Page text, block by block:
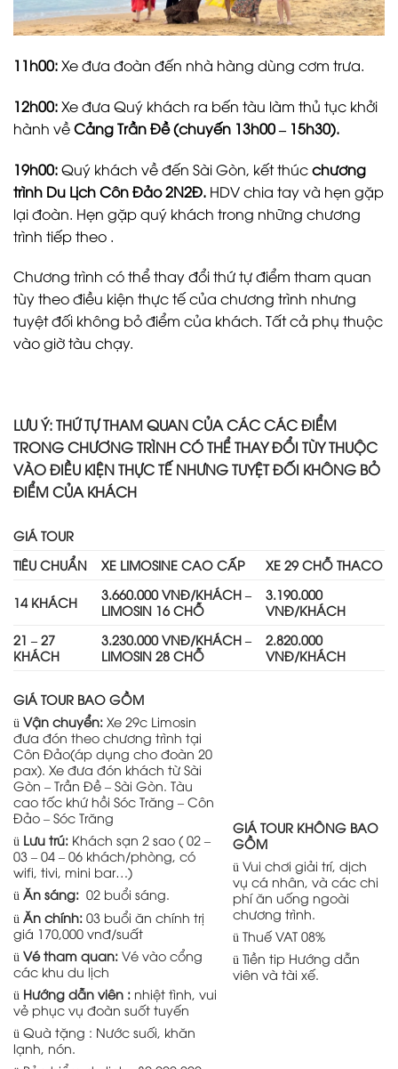
11h00:Xe đưa đoàn đến nhà hàng dùng cơm trưa.
12h00:Xe đưa Quý khách ra bến tàu làm thủ tục khởi
hành vềCảng Trần Đề(chuyến 13h00 – 15h30).
19h00:Quý khách về đến Sài Gòn, kết thúcchương
trình Du Lịch Côn Đảo 2N2Đ. HDV chia tay và hẹn gặp
lại đoàn. Hẹn gặp quý khách trong những chương
trình tiếp theo .
Chương trình có thể thay đổi thứ tự điểm tham quan
tùy theo điều kiện thực tế của chương trình nhưng
tuyệt đối không bỏ điểm của khách. Tất cả phụ thuộc
vào giờ tàu chạy.
LƯU Ý: THỨ TỰ THAM QUAN CỦA CÁC CÁC ĐIỂM
TRONG CHƯƠNG TRÌNH CÓ THỂ THAY ĐỔI TÙY THUỘC
VÀO ĐIỀU KIỆN THỰC TẾ NHƯNG TUYỆT ĐỐI KHÔNG BỎ
ĐIỂM CỦA KHÁCH
GIÁ TOUR
TIÊU CHUẨN
XE LIMOSINE CAO CẤP XE 29 CHỖ THACO
14 KHÁCH
3.660.000 VNĐ/KHÁCH –
LIMOSIN 16 CHỖ
3.190.000
VNĐ/KHÁCH
21 – 27
KHÁCH
3.230.000 VNĐ/KHÁCH –
LIMOSIN 28 CHỖ
2.820.000
VNĐ/KHÁCH
GIÁ TOUR BAO GỒM
ü Vận chuyển: Xe 29c Limosin
đưa đón theo chương trình tại
Côn Đảo(áp dụng cho đoàn 20
pax). Xe đưa đón khách từ Sài
Gòn – Trần Đề – Sài Gòn. Tàu
cao tốc khứ hồi Sóc Trăng – Côn
Đảo – Sóc Trăng
ü Lưu trú: Khách sạn 2 sao ( 02 –
03 – 04 – 06 khách/phòng, có
wifi, tivi, mini bar…)
ü Ăn sáng: 02 buổi sáng.
ü Ăn chính: 03 buổi ăn chính trị
giá 170,000 vnđ/suất
ü Vé tham quan: Vé vào cổng
các khu du lịch
ü Hướng dẫn viên : nhiệt tình, vui
vẻ phục vụ đoàn suốt tuyến
ü Quà tặng : Nước suối, khăn
lạnh, nón.
GIÁ TOUR KHÔNG BAO
GỒM
ü Vui chơi giải trí, dịch
vụ cá nhân, và các chi
phí ăn uống ngoài
chương trình.
ü Thuế VAT 08%
ü Tiền tip Hướng dẫn
viên và tài xế.